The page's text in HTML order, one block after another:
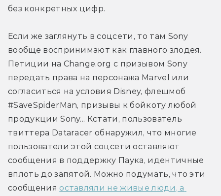
без конкретных цифр.
Если же заглянуть в соцсети, то там Sony
вообще воспринимают как главного злодея.
Петиции на Change.org с призывом Sony
передать права на персонажа Marvel или
согласиться на условия Disney, флешмоб
#SaveSpiderMan, призывы к бойкоту любой
продукции Sony... Кстати, пользователь
твиттера Dataracer обнаружил, что многие
пользователи этой соцсети оставляют
сообщения в поддержку Паука, идентичные
вплоть до запятой. Можно подумать, что эти
сообщения оставляли не живые люди, а